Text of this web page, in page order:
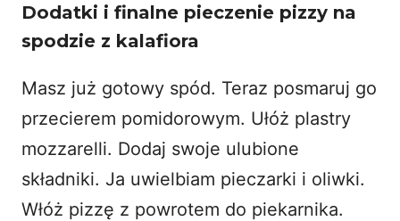
Dodatki i finalne pieczenie pizzy na
spodzie z kalafiora
Masz już gotowy spód. Teraz posmaruj go
przecierem pomidorowym. Ułóż plastry
mozzarelli. Dodaj swoje ulubione
składniki. Ja uwielbiam pieczarki i oliwki.
Włóż pizzę z powrotem do piekarnika.